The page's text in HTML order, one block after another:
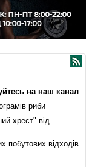
на наш канал
риби
хрест" від
побутових відходів